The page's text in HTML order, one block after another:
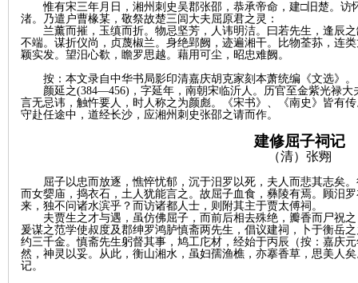
惟有宋三年月日，湘州刺史吴郡张邵，恭承帝命，建□旧楚。访
渚。乃遣户曹椽某，敬祭故楚三闾大夫屈原君之灵：
兰薰而摧，玉缜而折。物忌坚芳，人讳明洁。曰若先生，逢辰
不端。谋折仪尚，贞蔑椒兰。身绝郢阙，迹遍湘干。比物荃荪，连
颖实发。望汨心欷，瞻罗思越。藉用可尘，昭忠难阙。
按：本文录自中华书局影印清嘉庆胡克家刻本萧统编《文选》。
颜延之(384—456)，字延年，南朝宋临沂人。历官至金紫光禄
言无忌讳，触忤要人，时人称之为颜彪。《宋书》、《南史》皆有
守赴任途中，道经长沙，应湘州刺史张邵之请而作。
建修屈子祠记
（清）张翙
屈子以忠而放逐，憔悴忧郁，沉于汨罗以死，夫人而悲其志矣
而女媭庙，捣衣石，土人犹能言之。故屈子血食，彝陵有焉。顾汨
来，独不问诸水滨乎？而访诸都人士，则附其主于贾太傅祠。
夫贾生之才与遇，虽仿佛屈子，而前后相去殊绝，瓣香而尸祝
爰谋之范学使叔度及郡绅罗鸿胪慎斋两先生，倡议建祠，卜于衡岳
约三千金。慎斋先生躬督其事，鸠工庀材，经始于丙辰 （按：嘉庆
然，神灵以妥。从此，衡山湘水，虽妇孺渔樵，亦搴香草，思美人
记。